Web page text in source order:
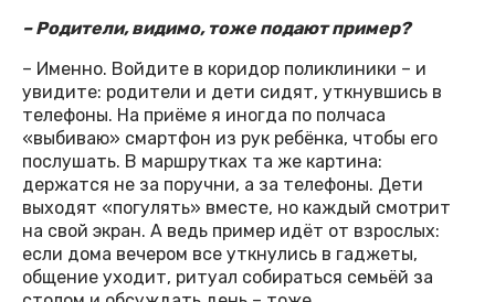
– Родители, видимо, тоже подают пример?
– Именно. Войдите в коридор поликлиники – и
увидите: родители и дети сидят, уткнувшись в
телефоны. На приёме я иногда по полчаса
«выбиваю» смартфон из рук ребёнка, чтобы его
послушать. В маршрутках та же картина:
держатся не за поручни, а за телефоны. Дети
выходят «погулять» вместе, но каждый смотрит
на свой экран. А ведь пример идёт от взрослых:
если дома вечером все уткнулись в гаджеты,
общение уходит, ритуал собираться семьёй за